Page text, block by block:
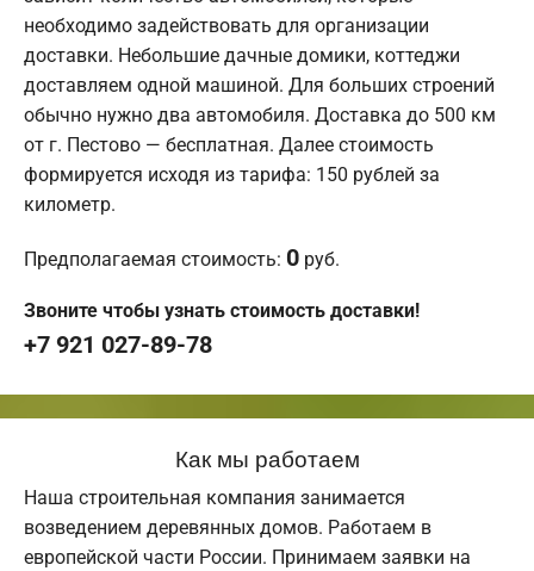
необходимо задействовать для организации
доставки. Небольшие дачные домики, коттеджи
доставляем одной машиной. Для больших строений
обычно нужно два автомобиля. Доставка до 500 км
от г. Пестово — бесплатная. Далее стоимость
формируется исходя из тарифа: 150 рублей за
километр.
Предполагаемая стоимость: 0 руб.
Звоните чтобы узнать стоимость доставки!
+7 921 027-89-78
Как мы работаем
Наша строительная компания занимается
возведением деревянных домов. Работаем в
европейской части России. Принимаем заявки на